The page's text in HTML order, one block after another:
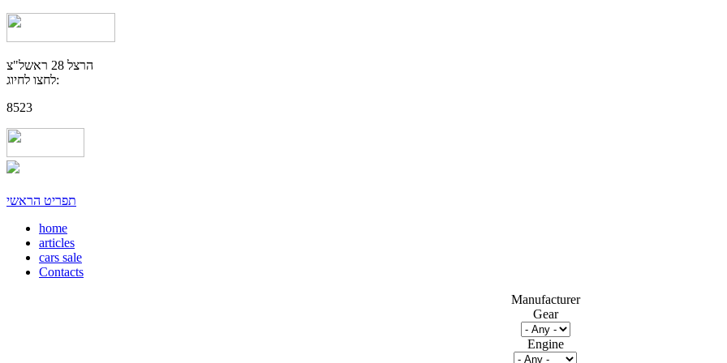
הרצל 28 ראשל"צ
לחצו לחיוג:
8523
תפריט הראשי
home
articles
cars sale
Contacts
Manufacturer
Gear
Engine